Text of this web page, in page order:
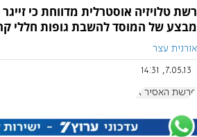
רשת טלויזיה אוסטרלית מדווחת כי
מבצע של המוסד להשבת גופות חללי
אורנית עצר
7.05.13, 14:31
פרשת האסיר X